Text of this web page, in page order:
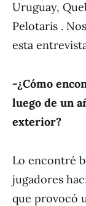
Uruguay,
Pelotaris .
esta
-¿Cómo
luego de un
exterior?
Lo encontré
jugadores
que provocó